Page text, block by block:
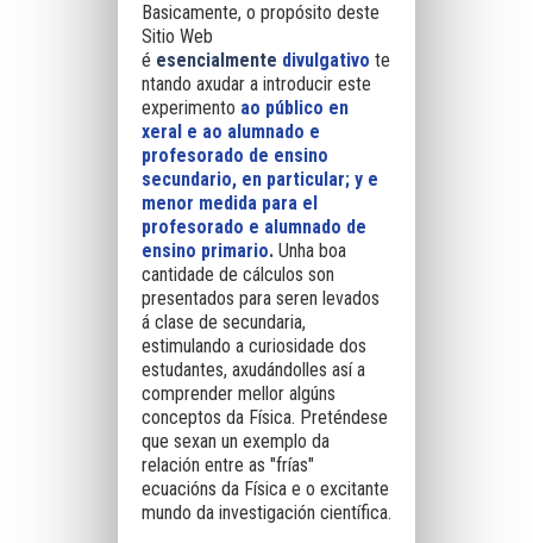
Basicamente, o propósito deste
Sitio Web
é esencialmente divulgativo te
ntando axudar a introducir este
experimento ao público en
xeral e ao alumnado e
profesorado de ensino
secundario, en particular; y e
menor medida para el
profesorado e alumnado de
ensino primario.Unha boa
cantidade de cálculos son
presentados para seren levados
á clase de secundaria,
estimulando a curiosidade dos
estudantes, axudándolles así a
comprender mellor algúns
conceptos da Física. Preténdese
que sexan un exemplo da
relación entre as "frías"
ecuacións da Física e o excitante
mundo da investigación científica.